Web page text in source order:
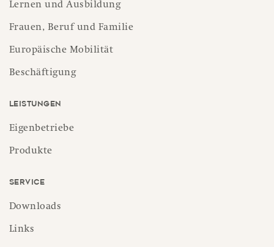
Lernen und Ausbildung
Frauen, Beruf und Familie
Europäische Mobilität
Beschäftigung
Leistungen
Eigenbetriebe
Produkte
Service
Downloads
Links